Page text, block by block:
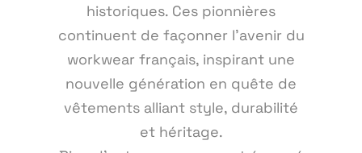
historiques. Ces pionnières
continuent de façonner l'avenir du
workwear français, inspirant une
nouvelle génération en quête de
vêtements alliant style, durabilité
et héritage.